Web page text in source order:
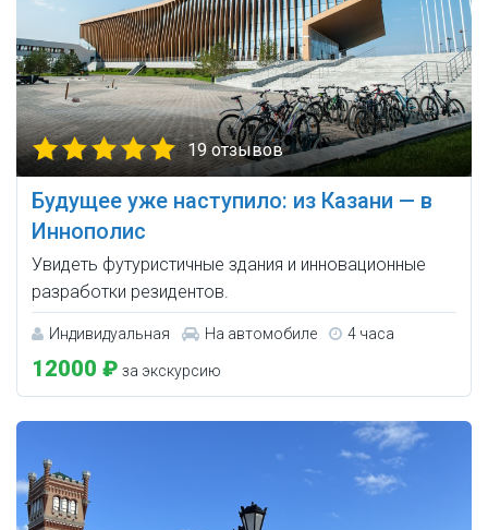
19 отзывов
Будущее уже наступило: из Казани — в
Иннополис
Увидеть футуристичные здания и инновационные
разработки резидентов.
Индивидуальная На автомобиле 4 часа
12000 ₽ за экскурсию